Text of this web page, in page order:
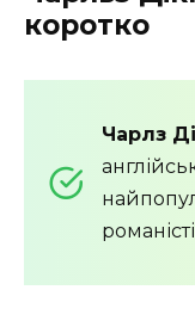
коротко
Чарлз